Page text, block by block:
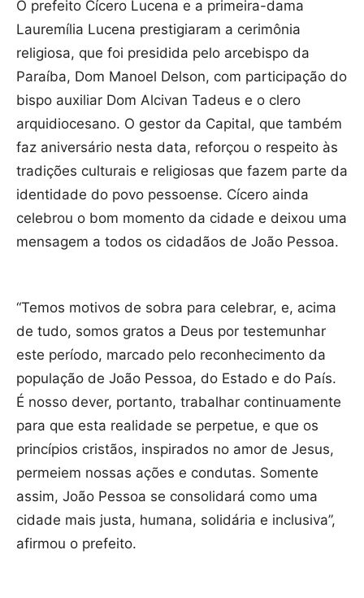
O prefeito Cícero Lucena e a primeira-dama
Lauremília Lucena prestigiaram a cerimônia
religiosa, que foi presidida pelo arcebispo da
Paraíba, Dom Manoel Delson, com participação do
bispo auxiliar Dom Alcivan Tadeus e o clero
arquidiocesano. O gestor da Capital, que também
faz aniversário nesta data, reforçou o respeito às
tradições culturais e religiosas que fazem parte da
identidade do povo pessoense. Cícero ainda
celebrou o bom momento da cidade e deixou uma
mensagem a todos os cidadãos de João Pessoa.
“Temos motivos de sobra para celebrar, e, acima
de tudo, somos gratos a Deus por testemunhar
este período, marcado pelo reconhecimento da
população de João Pessoa, do Estado e do País.
É nosso dever, portanto, trabalhar continuamente
para que esta realidade se perpetue, e que os
princípios cristãos, inspirados no amor de Jesus,
permeiem nossas ações e condutas. Somente
assim, João Pessoa se consolidará como uma
cidade mais justa, humana, solidária e inclusiva”,
afirmou o prefeito.